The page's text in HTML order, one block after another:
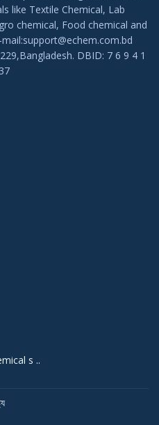
like Textile Chemical, Lab
chemical, Food chemical and
DBID: 7 6 9 4 1
s ..